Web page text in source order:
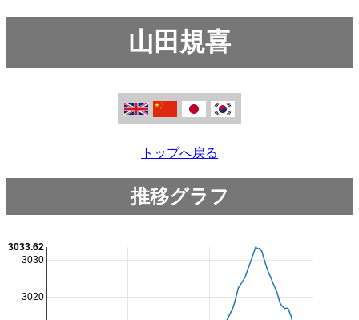
山田規喜
トップへ戻る
推移グラフ
3020
3030
3033.62